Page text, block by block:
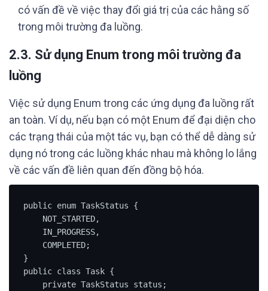
có vấn đề về việc thay đổi giá trị của các hằng số
trong môi trường đa luồng.
2.3. Sử dụng Enum trong môi trường đa
luồng
Việc sử dụng Enum trong các ứng dụng đa luồng rất
an toàn. Ví dụ, nếu bạn có một Enum để đại diện cho
các trạng thái của một tác vụ, bạn có thể dễ dàng sử
dụng nó trong các luồng khác nhau mà không lo lắng
về các vấn đề liên quan đến đồng bộ hóa.
public enum TaskStatus {
}
public class Task {